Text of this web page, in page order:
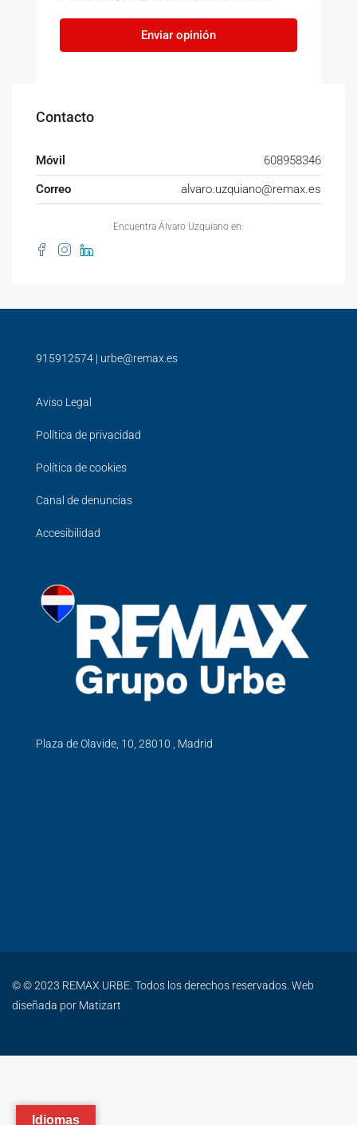
Enviar opinión
Contacto
Móvil
608958346
Correo
alvaro.uzquiano@remax.es
Encuentra Álvaro Uzquiano en:
915912574 | urbe@remax.es
Aviso Legal
Política de privacidad
Política de cookies
Canal de denuncias
Accesibilidad
Plaza de Olavide, 10, 28010 , Madrid
© © 2023 REMAX URBE. Todos los derechos reservados. Web
diseñada por Matizart
Idiomas